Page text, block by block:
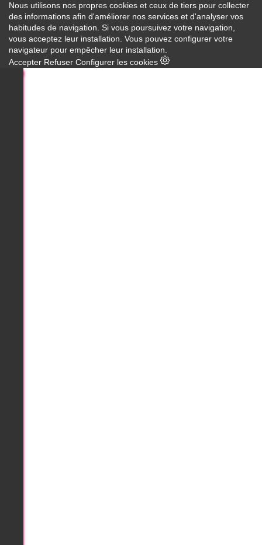
Nous utilisons nos propres cookies et ceux de tiers pour collecter
des informations afin d'améliorer nos services et d'analyser vos
habitudes de navigation. Si vous poursuivez votre navigation,
vous acceptez leur installation. Vous pouvez configurer votre
navigateur pour empêcher leur installation.
Accepter Refuser Configurer les cookies